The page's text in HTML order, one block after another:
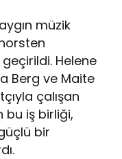
müzik
Helene
Berg ve Maite
çalışan
bu iş birliği,
bir